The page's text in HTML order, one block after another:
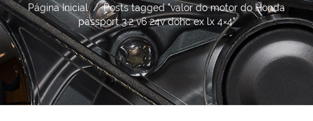
Página Inicial / Posts tagged "valor do motor do Honda
passport 3.2 v6 24v dohc ex lx 4×4"